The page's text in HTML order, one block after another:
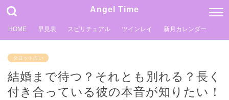
Angel Time
HOME 早見表 スピリチュアル ツインレイ 新月カレンダー
タロット占い
結婚まで待つ？それとも別れる？長く
付き合っている彼の本音が知りたい！